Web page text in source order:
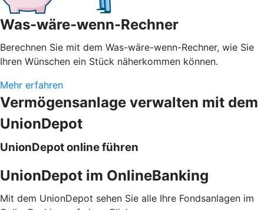
Was-wäre-wenn-Rechner
Berechnen Sie mit dem Was-wäre-wenn-Rechner, wie Sie
Ihren Wünschen ein Stück näherkommen können.
Mehr erfahren
Vermögensanlage verwalten mit dem
UnionDepot
UnionDepot online führen
UnionDepot im OnlineBanking
Mit dem UnionDepot sehen Sie alle Ihre Fondsanlagen im